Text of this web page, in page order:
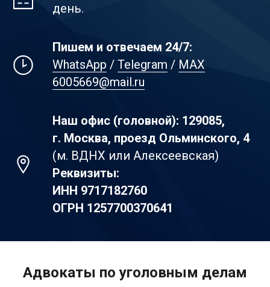
день.
Пишем и отвечаем 24/7:
WhatsApp /Telegram / MAX
6005669@mail.ru
Наш офис (головной): 129085,
г. Москва, проезд Ольминского, 4
(м. ВДНХ или Алексеевская)
Реквизиты:
ИНН 9717182760
ОГРН 1257700370641
Адвокаты по уголовным делам